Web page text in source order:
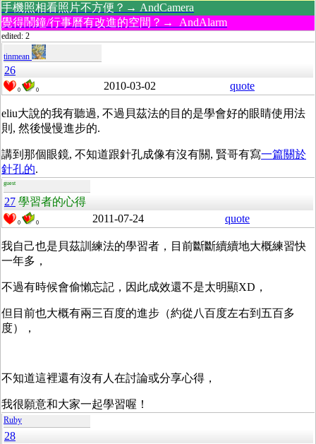
手機照相看照片不方便？→ AndCamera
覺得鬧鐘/行事曆有改進的空間？→ AndAlarm
edited: 2
tinmean
26
0 0 2010-03-02 quote
eliu大說的我有聽過, 不過貝茲法的目的是學會好的眼睛使用法
則, 然後慢慢進步的.
講到那個眼鏡, 不知道跟針孔成像有沒有關, 賢哥有寫一篇關於
針孔的.
guest
27 學習者的心得
0 0 2011-07-24 quote
我自己也是貝茲訓練法的學習者，目前斷斷續續地大概練習快
一年多，
不過有時候會偷懶忘記，因此成效還不是太明顯XD，
但目前也大概有兩三百度的進步（約從八百度左右到五百多
度），
不知道這裡還有沒有人在討論或分享心得，
我很願意和大家一起學習喔！
Ruby
28